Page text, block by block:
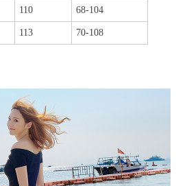
110 68-104
113 70-108